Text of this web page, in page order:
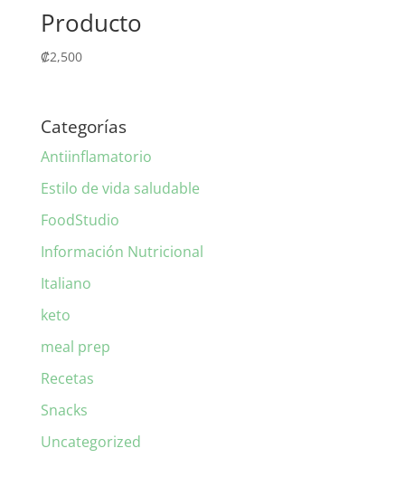
Producto
₡2,500
Categorías
Antiinflamatorio
Estilo de vida saludable
FoodStudio
Información Nutricional
Italiano
keto
meal prep
Recetas
Snacks
Uncategorized